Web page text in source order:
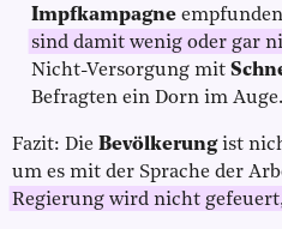
Impfkampagne
sind damit wenig oder gar
Nicht-Versorgung mit
Befragten ein Dorn im Auge.
Fazit: Die Bevölkerungist
um es mit der Sprache der
Regierung wird nicht